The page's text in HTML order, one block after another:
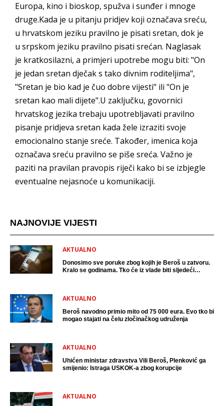
Europa, kino i bioskop, spužva i sunđer i mnoge
druge.Kada je u pitanju pridjev koji označava sreću,
u hrvatskom jeziku pravilno je pisati sretan, dok je
u srpskom jeziku pravilno pisati srećan. Naglasak
je kratkosilazni, a primjeri upotrebe mogu biti: "On
je jedan sretan dječak s tako divnim roditeljima",
"Sretan je bio kad je čuo dobre vijesti" ili "On je
sretan kao mali dijete".U zaključku, govornici
hrvatskog jezika trebaju upotrebljavati pravilno
pisanje pridjeva sretan kada žele izraziti svoje
emocionalno stanje sreće. Također, imenica koja
označava sreću pravilno se piše sreća. Važno je
paziti na pravilan pravopis riječi kako bi se izbjegle
eventualne nejasnoće u komunikaciji.
NAJNOVIJE VIJESTI
AKTUALNO
Donosimo sve poruke zbog kojih je Beroš u zatvoru.
Kralo se godinama. Tko će iz vlade biti sljedeći
AKTUALNO
Beroš navodno primio mito od 75 000 eura. Evo tko bi
mogao stajati na čelu zločinačkog udruženja
AKTUALNO
Uhićen ministar zdravstva Vili Beroš, Plenković ga
smijenio: Istraga USKOK-a zbog korupcije
AKTUALNO